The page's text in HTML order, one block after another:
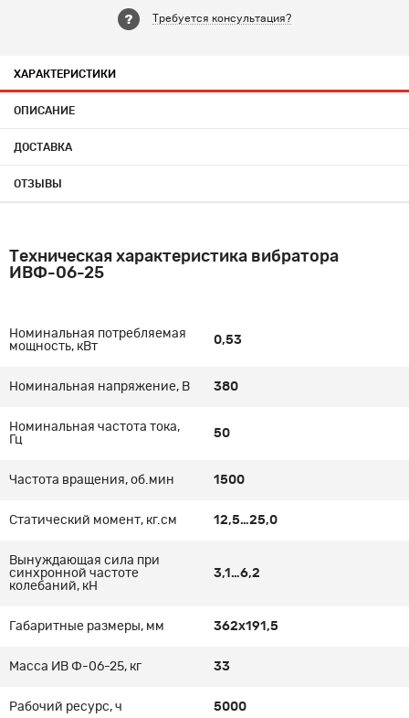
Требуется консультация?
ХАРАКТЕРИСТИКИ
ОПИСАНИЕ
ДОСТАВКА
ОТЗЫВЫ
Техническая характеристика вибратора
ИВФ-06-25
Номинальная потребляемая
мощность, кВт
0,53
Номинальная напряжение, В 380
Номинальная частота тока,
Гц
50
Частота вращения, об.мин 1500
Статический момент, кг.см 12,5…25,0
Вынуждающая сила при
синхронной частоте
колебаний, кН
3,1…6,2
Габаритные размеры, мм 362х191,5
Масса ИВ Ф-06-25, кг 33
Рабочий ресурс, ч 5000